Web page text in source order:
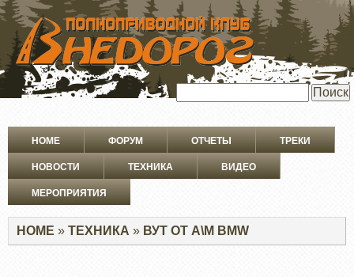
ПЕРЕЙТИ
ОСНОВНОМУ
СОДЕРЖАНИЮ
Основная
навигация
HOME ФОРУМ ОТЧЕТЫ ТРЕКИ
НОВОСТИ ТЕХНИКА ВИДЕО
МЕРОПРИЯТИЯ
Строка
навигации
HOME ТЕХНИКА ВУТ ОТ А\М BMW